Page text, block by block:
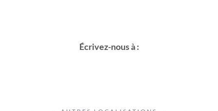
Écrivez-nous à :